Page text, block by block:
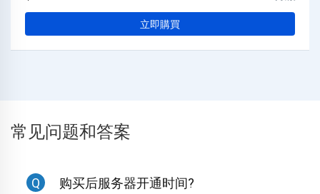
立即購買
常见问题和答案
Q 购买后服务器开通时间?